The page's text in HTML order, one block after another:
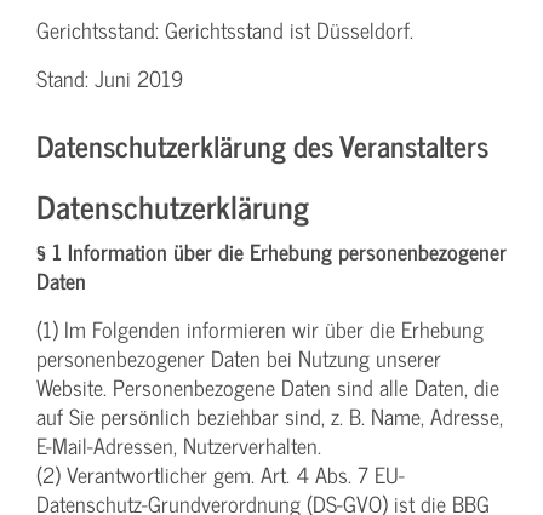
Gerichtsstand: Gerichtsstand ist Düsseldorf.
Stand: Juni 2019
Datenschutzerklärung des Veranstalters
Datenschutzerklärung
§ 1 Information über die Erhebung personenbezogener
Daten
(1) Im Folgenden informieren wir über die Erhebung
personenbezogener Daten bei Nutzung unserer
Website. Personenbezogene Daten sind alle Daten, die
auf Sie persönlich beziehbar sind, z. B. Name, Adresse,
E-Mail-Adressen, Nutzerverhalten.
(2) Verantwortlicher gem. Art. 4 Abs. 7 EU-
Datenschutz-Grundverordnung (DS-GVO) ist die BBG